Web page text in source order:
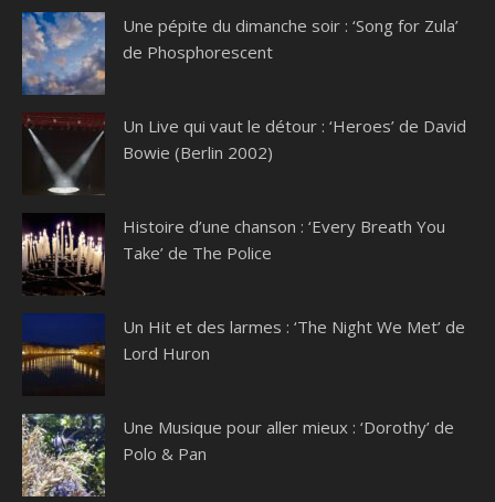
Une pépite du dimanche soir : ‘Song for Zula’
de Phosphorescent
Un Live qui vaut le détour : ‘Heroes’ de David
Bowie (Berlin 2002)
Histoire d’une chanson : ‘Every Breath You
Take’ de The Police
Un Hit et des larmes : ‘The Night We Met’ de
Lord Huron
Une Musique pour aller mieux : ‘Dorothy’ de
Polo & Pan